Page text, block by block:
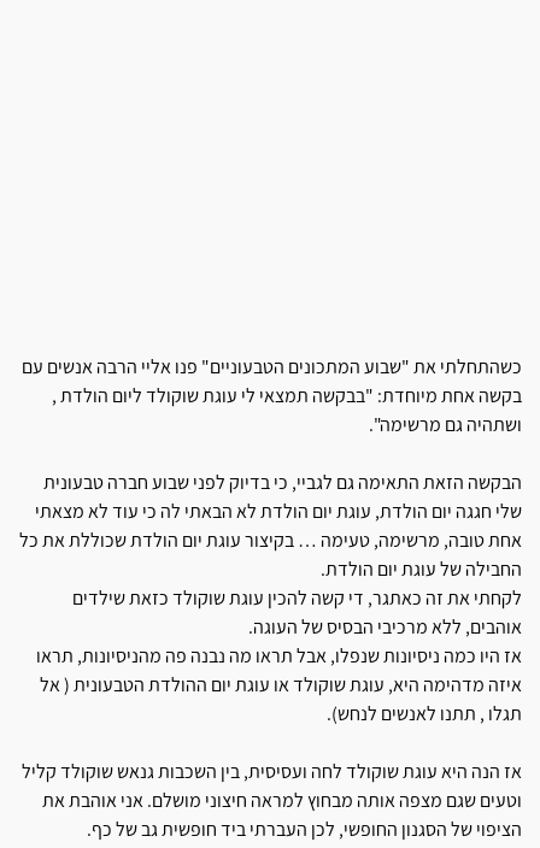
כשהתחלתי את "שבוע המתכונים הטבעוניים" פנו אליי הרבה אנשים עם
בקשה אחת מיוחדת: "בבקשה תמצאי לי עוגת שוקולד ליום הולדת ,
ושתהיה גם מרשימה".
הבקשה הזאת התאימה גם לגביי, כי בדיוק לפני שבוע חברה טבעונית
שלי חגגה יום הולדת, עוגת יום הולדת לא הבאתי לה כי עוד לא מצאתי
אחת טובה, מרשימה, טעימה … בקיצור עוגת יום הולדת שכוללת את כל
החבילה של עוגת יום הולדת.
לקחתי את זה כאתגר, די קשה להכין עוגת שוקולד כזאת שילדים
אוהבים, ללא מרכיבי הבסיס של העוגה.
אז היו כמה ניסיונות שנפלו, אבל תראו מה נבנה פה מהניסיונות, תראו
איזה מדהימה היא, עוגת שוקולד או עוגת יום ההולדת הטבעונית ( אל
תגלו , תתנו לאנשים לנחש).
אז הנה היא עוגת שוקולד לחה ועסיסית, בין השכבות גנאש שוקולד קליל
וטעים שגם מצפה אותה מבחוץ למראה חיצוני מושלם. אני אוהבת את
הציפוי של הסגנון החופשי, לכן העברתי ביד חופשית גב של כף.